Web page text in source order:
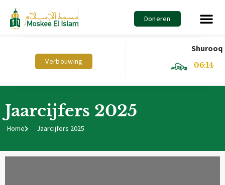
Doneren
Verbouwing
Shurooq
06:14
Jaarcijfers 2025
Home Jaarcijfers 2025